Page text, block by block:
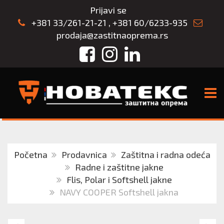
Prijavi se
+381 33/261-21-21 , +381 60/6233-935
prodaja@zastitnaoprema.rs
FacebookInstagram
LinkedIn
Početna Prodavnica
Zaštitna i radna odeća
Radne i zaštitne jakne
Flis, Polar i Softshell jakne
NAVY COOPER Softshell jakna